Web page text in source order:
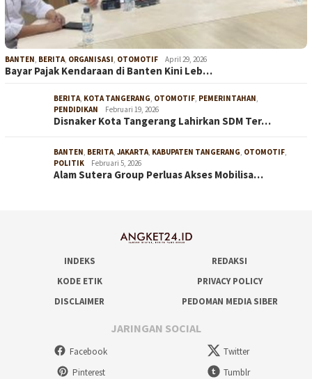
BANTEN, BERITA, ORGANISASI, OTOMOTIF April 29, 2026
Bayar Pajak Kendaraan di Banten Kini Leb…
BERITA, KOTA TANGERANG, OTOMOTIF, PEMERINTAHAN,
PENDIDIKAN
Februari 19, 2026
Disnaker Kota Tangerang Lahirkan SDM Ter…
BANTEN, BERITA, JAKARTA, KABUPATEN TANGERANG, OTOMOTIF,
POLITIK
Februari 5, 2026
Alam Sutera Group Perluas Akses Mobilisa…
INDEKS
REDAKSI
KODE ETIK
PRIVACY POLICY
DISCLAIMER
PEDOMAN MEDIA SIBER
JARINGAN SOCIAL
Facebook
Twitter
Pinterest
Tumblr